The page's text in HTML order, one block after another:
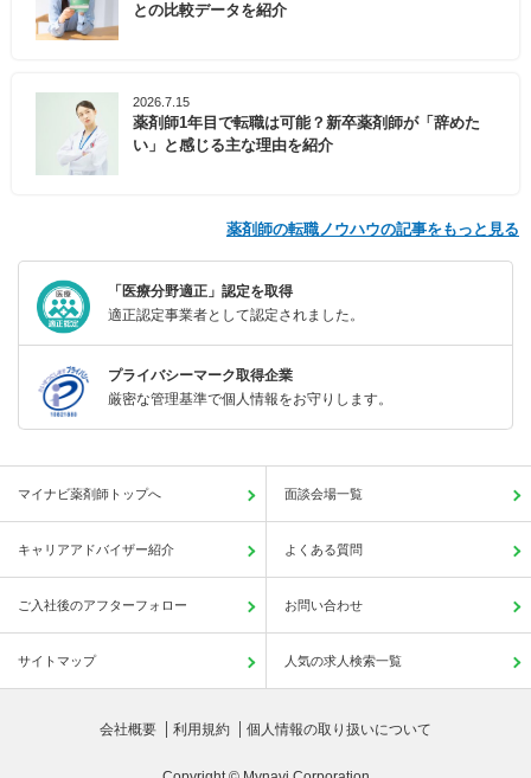
との比較データを紹介
2026.7.15
薬剤師1年目で転職は可能？新卒薬剤師が「辞めた
い」と感じる主な理由を紹介
薬剤師の転職ノウハウの記事をもっと見る
「医療分野適正」認定を取得
適正認定事業者として認定されました。
プライバシーマーク取得企業
厳密な管理基準で個人情報をお守りします。
マイナビ薬剤師トップへ 面談会場一覧
キャリアアドバイザー紹介 よくある質問
ご入社後のアフターフォロー お問い合わせ
サイトマップ 人気の求人検索一覧
会社概要 利用規約 個人情報の取り扱いについて